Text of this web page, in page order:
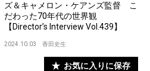
ズ＆キャメロン・ケアンズ監督 こ
だわった70年代の世界観
【Director’s Interview Vol.439】
2024.10.03 香田史生
お気に入りに保存